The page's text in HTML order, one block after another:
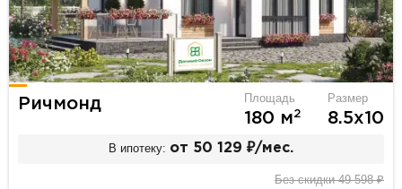
Ричмонд Площадь
180 м2
Размер
8.5х10
В ипотеку: от 50 129 ₽/мес.
Без скидки 49 598 ₽